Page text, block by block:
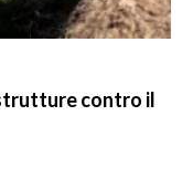
contro il